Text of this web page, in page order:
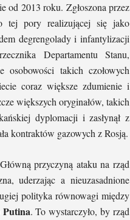
od 2013 roku. Zgłoszona przez
tej pory realizującej się jako
degrengolady i infantylizacji
Departamentu Stanu,
osobowości takich czołowych
coraz większe zdumienie i
większych oryginałów, takich
dyplomacji i zasłynął z
kontraktów gazowych z Rosją.
przyczyną ataku na rząd
uderzając a nieuzasadnione
polityka równowagi między
Putina. To wystarczyło, by rząd